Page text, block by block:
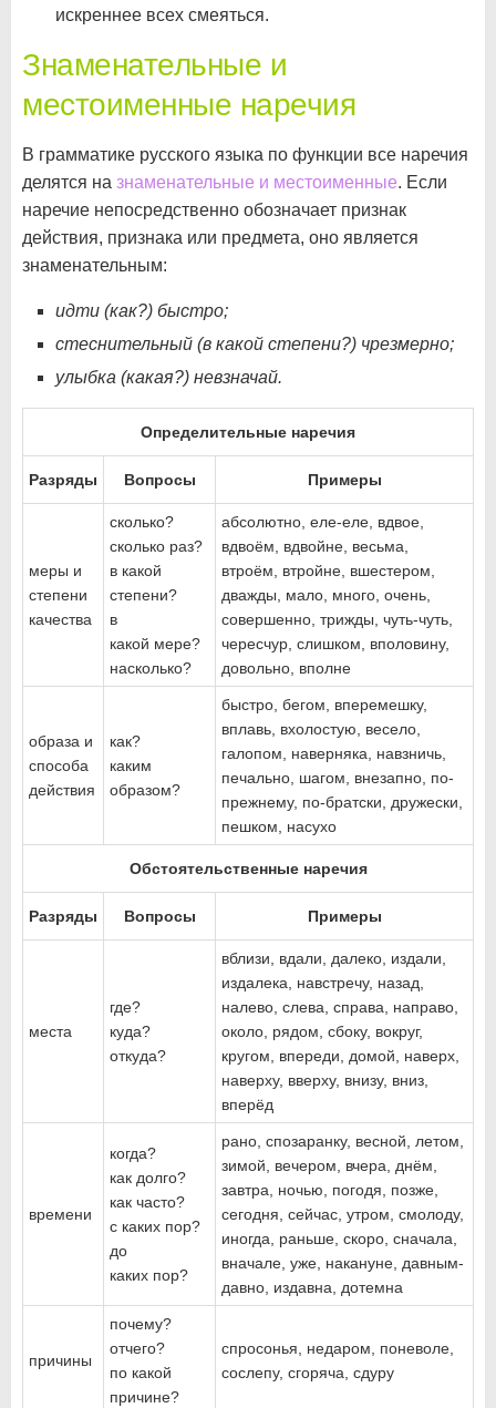
искреннее всех смеяться.
Знаменательные и
местоименные наречия
В грамматике русского языка по функции все наречия
делятся на знаменательные и местоименные. Если
наречие непосредственно обозначает признак
действия, признака или предмета, оно является
знаменательным:
идти (как?) быстро;
стеснительный (в какой степени?) чрезмерно;
улыбка (какая?) невзначай.
Определительные наречия
Разряды Вопросы Примеры
меры и
степени
качества
сколько?
сколько раз?
в какой
степени?
в
какой мере?
насколько?
абсолютно, еле-еле, вдвое,
вдвоём, вдвойне, весьма,
втроём, втройне, вшестером,
дважды, мало, много, очень,
совершенно, трижды, чуть-чуть,
чересчур, слишком, вполовину,
довольно, вполне
образа и
способа
действия
как?
каким
образом?
быстро, бегом, вперемешку,
вплавь, вхолостую, весело,
галопом, наверняка, навзничь,
печально, шагом, внезапно, по-
прежнему, по-братски, дружески,
пешком, насухо
Обстоятельственные наречия
Разряды Вопросы Примеры
места
где?
куда?
откуда?
вблизи, вдали, далеко, издали,
издалека, навстречу, назад,
налево, слева, справа, направо,
около, рядом, сбоку, вокруг,
кругом, впереди, домой, наверх,
наверху, вверху, внизу, вниз,
вперёд
времени
когда?
как долго?
как часто?
с каких пор?
до
каких пор?
рано, спозаранку, весной, летом,
зимой, вечером, вчера, днём,
завтра, ночью, погодя, позже,
сегодня, сейчас, утром, смолоду,
иногда, раньше, скоро, сначала,
вначале, уже, накануне, давным-
давно, издавна, дотемна
причины
почему?
отчего?
по какой
причине?
спросонья, недаром, поневоле,
сослепу, сгоряча, сдуру